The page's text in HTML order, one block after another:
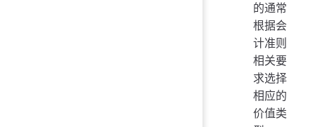
的通常
根据会
计准则
相关要
求选择
相应的
价值类